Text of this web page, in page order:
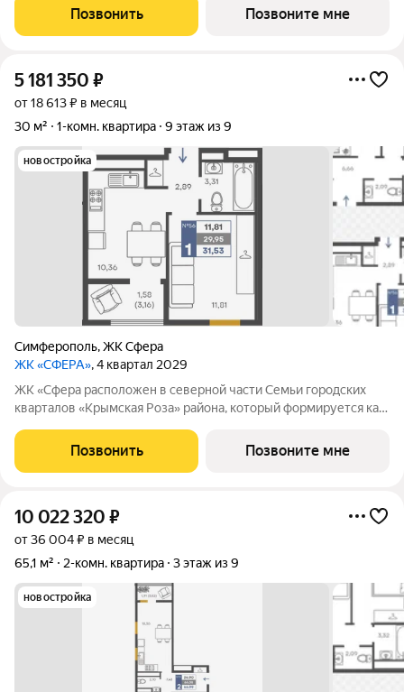
«Сфера» состоит из восьми домов высотой в 8 и 9 этажей.
Выбор для тех, кто смотрит
Позвонить Позвоните мне
5 181 350 ₽
от 18 613 ₽ в месяц
30 м²
1-комн. квартира 9 этаж из 9
новостройка
Симферополь,ЖК Сфера
ЖК «СФЕРА», 4 квартал 2029
ЖК «Сфера расположен в северной части Семьи городских
кварталов «Крымская Роза» района, который формируется как
«Сфера» состоит из восьми домов высотой в 8 и 9 этажей.
Выбор для тех, кто смотрит
Позвонить Позвоните мне
10 022 320 ₽
от 36 004 ₽ в месяц
65,1 м²
2-комн. квартира 3 этаж из 9
новостройка